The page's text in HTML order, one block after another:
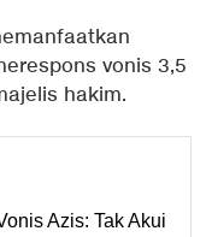
vonis 3,5
hakim.
Azis: Tak Akui